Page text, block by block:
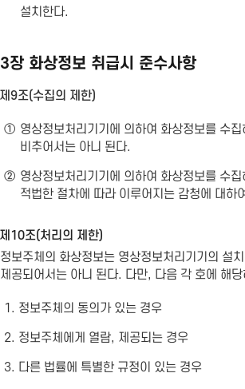
설치한다.
장 화상정보 취급시 준수사항
9조(수집의 제한)
① 영상정보처리기기에 의하여 화상정보를 수
비추어서는 아니 된다.
② 영상정보처리기기에 의하여 화상정보를 수
적법한 절차에 따라 이루어지는 감청에 대하
10조(처리의 제한)
정보주체의 화상정보는 영상정보처리기기의 설
제공되어서는 아니 된다. 다만, 다음 각 호에 해
1. 정보주체의 동의가 있는 경우
2. 정보주체에게 열람, 제공되는 경우
3. 다른 법률에 특별한 규정이 있는 경우